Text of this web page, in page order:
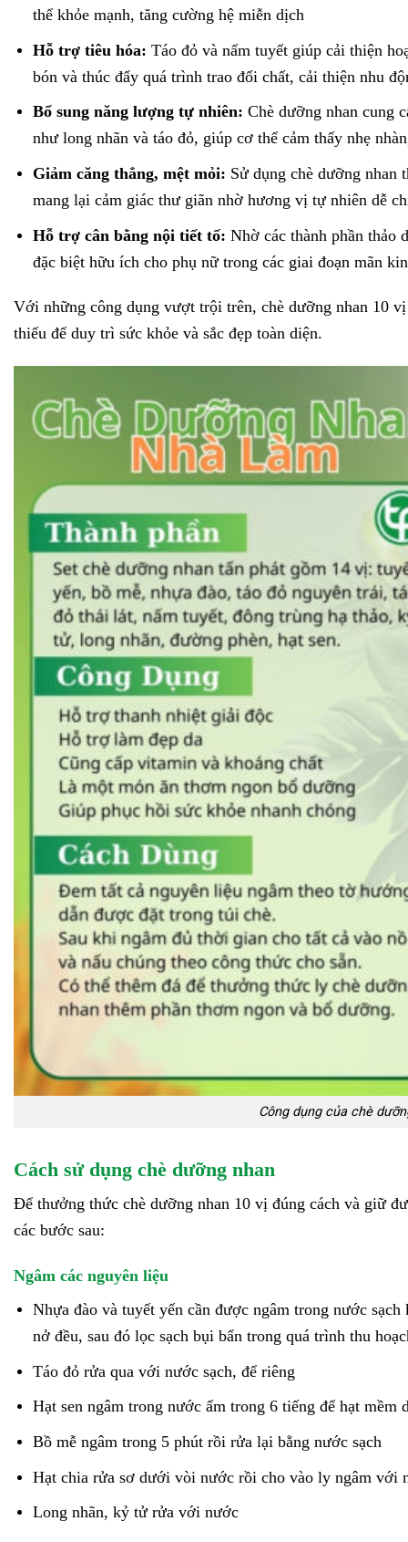
thể khỏe mạnh, tăng cường hệ miễn dịch
Hỗ trợ tiêu hóa: Táo đỏ và nấm tuyết giúp cải thiện
bón và thúc đẩy quá trình trao đổi chất, cải thiện nhu
Bổ sung năng lượng tự nhiên: Chè dưỡng nhan cung
như long nhãn và táo đỏ, giúp cơ thể cảm thấy nhẹ
Giảm căng thẳng, mệt mỏi: Sử dụng chè dưỡng nhan
mang lại cảm giác thư giãn nhờ hương vị tự nhiên dễ
Hỗ trợ cân bằng nội tiết tố: Nhờ các thành phần thảo
đặc biệt hữu ích cho phụ nữ trong các giai đoạn mãn
Với những công dụng vượt trội trên, chè dưỡng nhan 10
thiếu để duy trì sức khỏe và sắc đẹp toàn diện.
Công dụng của chè
Cách sử dụng chè dưỡng nhan
Để thưởng thức chè dưỡng nhan 10 vị đúng cách và giữ
các bước sau:
Ngâm các nguyên liệu
Nhựa đào và tuyết yến cần được ngâm trong nước
nở đều, sau đó lọc sạch bụi bẩn trong quá trình thu
Táo đỏ rửa qua với nước sạch, để riêng
Hạt sen ngâm trong nước ấm trong 6 tiếng để hạt mềm
Bồ mễ ngâm trong 5 phút rồi rửa lại bằng nước sạch
Hạt chia rửa sơ dưới vòi nước rồi cho vào ly ngâm với
Long nhãn, kỷ tử rửa với nước